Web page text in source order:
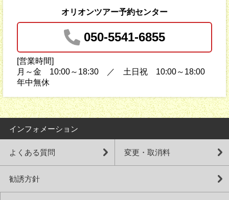
オリオンツアー予約センター
050-5541-6855
[営業時間]
月～金 10:00～18:30 ／ 土日祝 10:00～18:00
年中無休
インフォメーション
よくある質問 変更・取消料
勧誘方針